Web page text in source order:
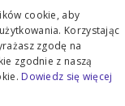
RODO
cookie, aby
Korzystając
zgodę na
zgodnie z naszą
Dowiedz się więcej